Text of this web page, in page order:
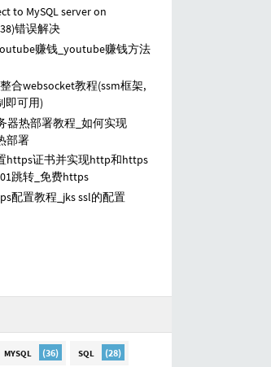
to MySQL server on
错误解决
赚钱_youtube赚钱方法
合websocket教程(ssm框架,
即可用)
器热部署教程_如何实现
部署
https证书并实现http和https
跳转_免费https
配置教程_jks ssl的配置
MYSQL (36) SQL (28)